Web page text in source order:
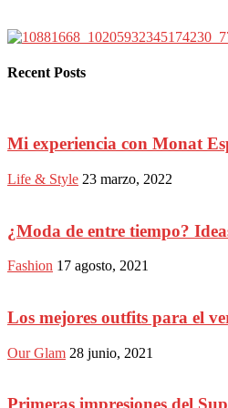
Recent Posts
Mi experiencia con Monat
Life & Style 23 marzo, 2022
¿Moda de entre tiempo?
Fashion 17 agosto, 2021
Los mejores outfits para el
Our Glam 28 junio, 2021